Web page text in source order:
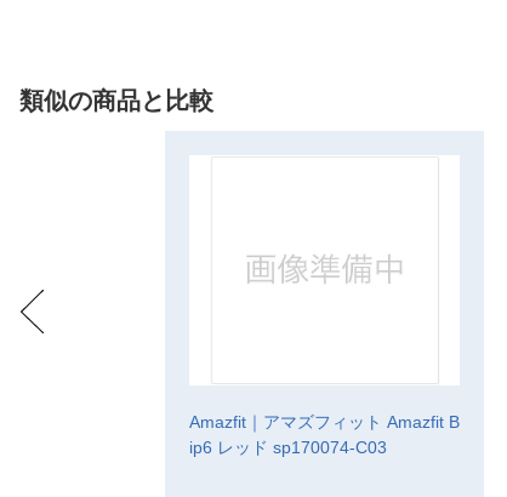
類似の商品と比較
Amazfit｜アマズフィット Amazfit B
ip6 レッド sp170074-C03